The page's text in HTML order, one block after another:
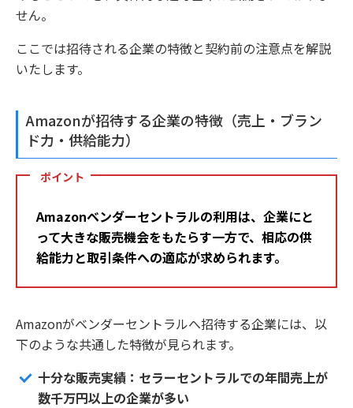
せん。
ここでは招待される企業の特徴と契約前の注意点を解説
いたします。
Amazonが招待する企業の特徴（売上・ブラン
ド力・供給能力）
ポイント
Amazonベンダーセントラルの利用は、企業にと
って大きな販売機会をもたらす一方で、相応の供
給能力と取引条件への適応が求められます。
Amazonがベンダーセントラルへ招待する企業には、以
下のような共通した特徴が見られます。
十分な販売実績：セラーセントラルでの年間売上が
数千万円以上の企業が多い